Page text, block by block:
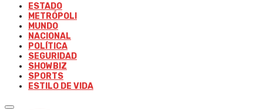
ESTADO
METRÓPOLI
MUNDO
NACIONAL
POLÍTICA
SEGURIDAD
SHOWBIZ
SPORTS
ESTILO DE VIDA